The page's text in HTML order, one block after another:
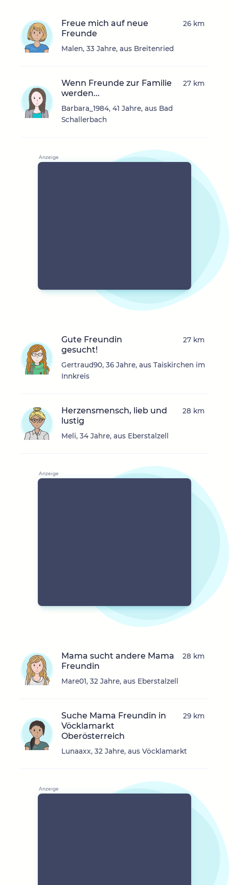
Freue mich auf neue
Freunde
Malen, 33 Jahre, aus Breitenried
26 km
Wenn Freunde zur Familie
werden...
Barbara_1984, 41 Jahre, aus Bad
Schallerbach
27 km
Gute Freundin
gesucht!
Gertraud90, 36 Jahre, aus Taiskirchen im
Innkreis
27 km
Herzensmensch, lieb und
lustig
Meli, 34 Jahre, aus Eberstalzell
28 km
Mama sucht andere Mama
Freundin
Mare01, 32 Jahre, aus Eberstalzell
28 km
Suche Mama Freundin in
Vöcklamarkt
Oberösterreich
Lunaaxx, 32 Jahre, aus Vöcklamarkt
29 km